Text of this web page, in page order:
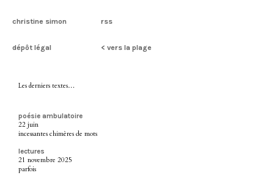
christine simon rss
dépôt légal < vers la plage
Les derniers textes…
poésie ambulatoire
22 juin
incessantes chimères de mots
lectures
21 novembre 2025
parfois